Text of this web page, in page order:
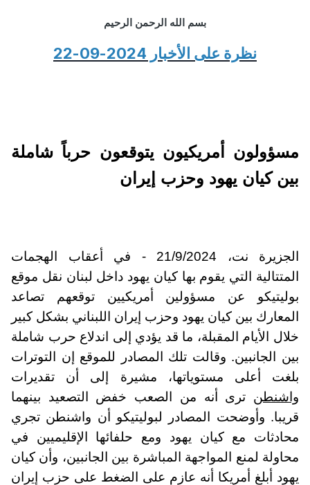
بسم الله الرحمن الرحيم
نظرة على الأخبار 2024-09-22
مسؤولون أمريكيون يتوقعون حرباً شاملة
بين كيان يهود وحزب إيران
الجزيرة نت، 21/9/2024 - في أعقاب الهجمات
المتتالية التي يقوم بها كيان يهود داخل لبنان نقل موقع
بوليتيكو عن مسؤولين أمريكيين توقعهم تصاعد
المعارك بين كيان يهود وحزب إيران اللبناني بشكل كبير
خلال الأيام المقبلة، ما قد يؤدي إلى اندلاع حرب شاملة
بين الجانبين. وقالت تلك المصادر للموقع إن التوترات
بلغت أعلى مستوياتها، مشيرة إلى أن تقديرات
واشنطنترى أنه من الصعب خفض التصعيد بينهما
قريبا. وأوضحت المصادر لبوليتيكو أن واشنطن تجري
محادثات مع كيان يهود ومع حلفائها الإقليميين في
محاولة لمنع المواجهة المباشرة بين الجانبين، وأن كيان
يهود أبلغ أمريكا أنه عازم على الضغط على حزب إيران